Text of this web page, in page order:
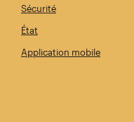
Sécurité
État
Application mobile